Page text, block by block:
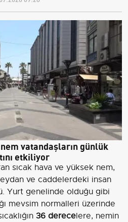
vatandaşların günlük
etkiliyor
sıcak hava ve yüksek nem,
ve caddelerdeki insan
Yurt genelinde olduğu gibi
mevsim normalleri üzerinde
36 derecelere, nemin